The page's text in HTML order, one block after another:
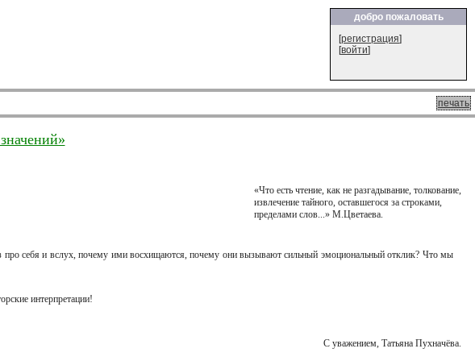
добро пожаловать
[регистрация]
[войти]
печать
«Что есть чтение, как не разгадывание, толкование,
извлечение тайного, оставшегося за строками,
пределами слов...» М.Цветаева.
себя и вслух, почему ими восхищаются, почему они вызывают сильный эмоциональный отклик? Что мы
интерпретации!
С уважением, Татьяна Пухначёва.